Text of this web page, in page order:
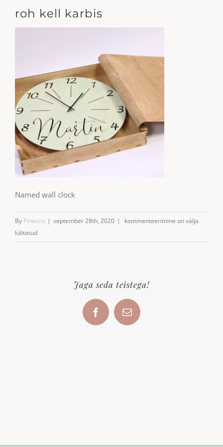
roh kell karbis
Named wall clock
By Pinecco | september 28th, 2020 |
roh
karbis
kommenteerimine on välja
lülitatud
Jaga seda teistega!
FacebookEmail